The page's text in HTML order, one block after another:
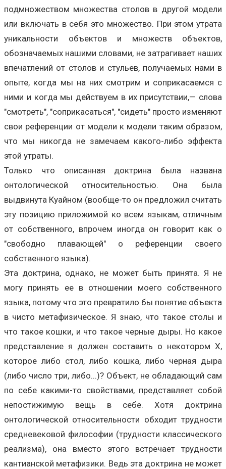
подмножеством множества столов в другой модели
или включать в себя это множество. При этом утрата
уникальности объектов и множеств объектов,
обозначаемых нашими словами, не затрагивает наших
впечатлений от столов и стульев, получаемых нами в
опыте, когда мы на них смотрим и соприкасаемся с
ними и когда мы действуем в их присутствии,— слова
"смотреть", "соприкасаться", "сидеть" просто изменяют
свои референции от модели к модели таким образом,
что мы никогда не замечаем какого-либо эффекта
этой утраты.
Только что описанная доктрина была названа
онтологической относительностью. Она была
выдвинута Куайном (вообще-то он предложил считать
эту позицию приложимой ко всем языкам, отличным
от собственного, впрочем иногда он говорит как о
"свободно плавающей" о референции своего
собственного языка).
Эта доктрина, однако, не может быть принята. Я не
могу принять ее в отношении моего собственного
языка, потому что это превратило бы понятие объекта
в чисто метафизическое. Я знаю, что такое столы и
что такое кошки, и что такое черные дыры. Но какое
представление я должен составить о некотором X,
которое либо стол, либо кошка, либо черная дыра
(либо число три, либо...)? Объект, не обладающий сам
по себе какими-то свойствами, представляет собой
непостижимую вещь в себе. Хотя доктрина
онтологической относительности обходит трудности
средневековой философии (трудности классического
реализма), она вместо этого встречает трудности
кантианской метафизики. Ведь эта доктрина не может